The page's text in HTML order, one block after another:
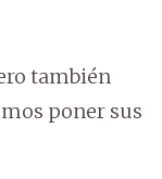
también
poner sus